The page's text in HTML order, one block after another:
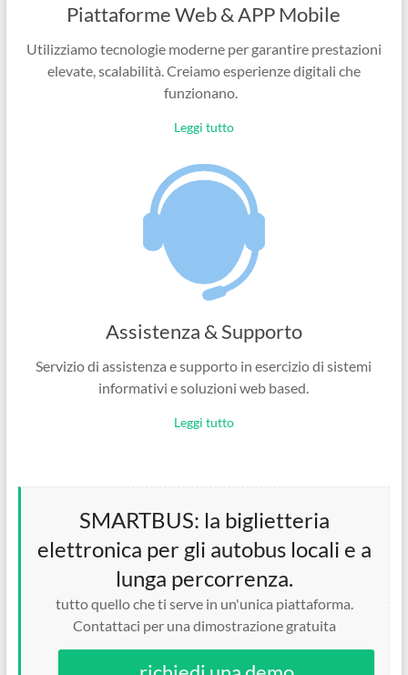
Piattaforme Web & APP Mobile
Utilizziamo tecnologie moderne per garantire prestazioni
elevate, scalabilità. Creiamo esperienze digitali che
funzionano.
Leggi tutto
Assistenza & Supporto
Servizio di assistenza e supporto in esercizio di sistemi
informativi e soluzioni web based.
Leggi tutto
SMARTBUS: la biglietteria
elettronica per gli autobus locali e a
lunga percorrenza.
tutto quello che ti serve in un'unica piattaforma.
Contattaci per una dimostrazione gratuita